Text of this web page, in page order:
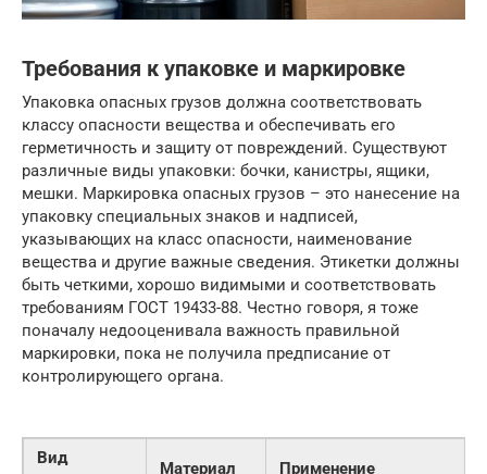
Требования к упаковке и маркировке
Упаковка опасных грузов должна соответствовать
классу опасности вещества и обеспечивать его
герметичность и защиту от повреждений. Существуют
различные виды упаковки: бочки, канистры, ящики,
мешки. Маркировка опасных грузов – это нанесение на
упаковку специальных знаков и надписей,
указывающих на класс опасности, наименование
вещества и другие важные сведения. Этикетки должны
быть четкими, хорошо видимыми и соответствовать
требованиям ГОСТ 19433-88. Честно говоря, я тоже
поначалу недооценивала важность правильной
маркировки, пока не получила предписание от
контролирующего органа.
Вид
Материал Применение